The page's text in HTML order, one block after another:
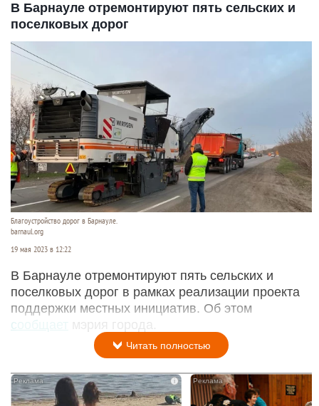
В Барнауле отремонтируют пять сельских и
поселковых дорог
Благоустройство дорог в Барнауле.
barnaul.org
19 мая 2023 в 12:22
В Барнауле отремонтируют пять сельских и
поселковых дорог в рамках реализации проекта
поддержки местных инициатив. Об этом
сообщает
мэрия города.
Читать полностью
i